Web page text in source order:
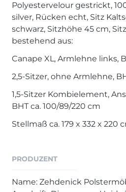
Polyestervelour gestrickt,
silver, Rücken echt, Sitz
schwarz, Sitzhöhe 45 cm,
bestehend aus:
Canape XL, Armlehne links,
2,5-Sitzer, ohne Armlehne,
1,5-Sitzer Kombielement,
BHT ca. 100/89/220 cm
Stellmaß ca. 179 x 332 x 220
PRODUZENT
Name: Zehdenick